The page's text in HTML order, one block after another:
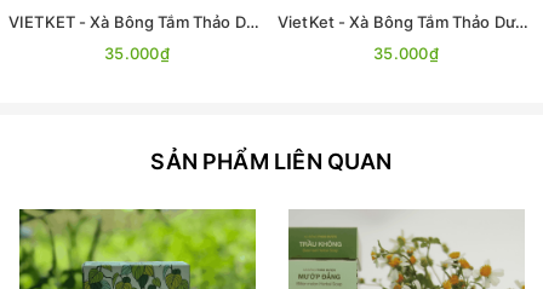
VIETKET - Xà Bông Tắm Thảo Dược Trầu Không VIETKET 100g
35.000₫
VietKet - Xà Bông Tắm Thảo Dược Sả Chanh VIETKET 100g
35.000₫
SẢN PHẨM LIÊN QUAN